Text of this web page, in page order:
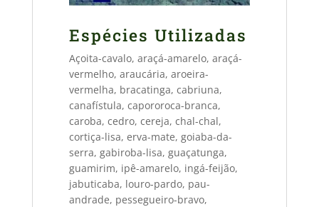
Espécies Utilizadas
Açoita-cavalo, araçá-amarelo, araçá-
vermelho, araucária, aroeira-
vermelha, bracatinga, cabriuna,
canafístula, capororoca-branca,
caroba, cedro, cereja, chal-chal,
cortiça-lisa, erva-mate, goiaba-da-
serra, gabiroba-lisa, guaçatunga,
guamirim, ipê-amarelo, ingá-feijão,
jabuticaba, louro-pardo, pau-
andrade, pessegueiro-bravo,